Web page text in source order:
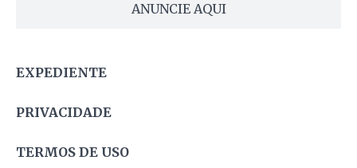
ANUNCIE AQUI
EXPEDIENTE
PRIVACIDADE
TERMOS DE USO